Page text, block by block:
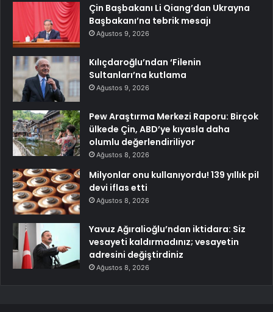
Çin Başbakanı Li Qiang’dan Ukrayna
Başbakanı’na tebrik mesajı
Ağustos 9, 2026
Kılıçdaroğlu’ndan ‘Filenin
Sultanları’na kutlama
Ağustos 9, 2026
Pew Araştırma Merkezi Raporu: Birçok
ülkede Çin, ABD’ye kıyasla daha
olumlu değerlendiriliyor
Ağustos 8, 2026
Milyonlar onu kullanıyordu! 139 yıllık pil
devi iflas etti
Ağustos 8, 2026
Yavuz Ağıralioğlu’ndan iktidara: Siz
vesayeti kaldırmadınız; vesayetin
adresini değiştirdiniz
Ağustos 8, 2026